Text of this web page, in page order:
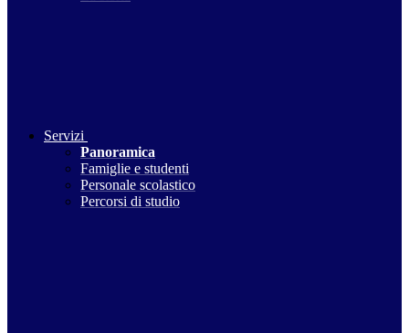
Servizi
Panoramica
Famiglie e studenti
Personale scolastico
Percorsi di studio